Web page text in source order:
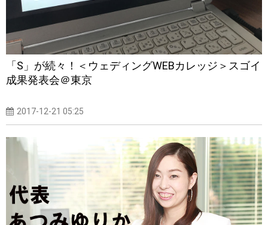
「S」が続々！＜ウェディングWEBカレッジ＞スゴイ
成果発表会＠東京
2017-12-21 05:25